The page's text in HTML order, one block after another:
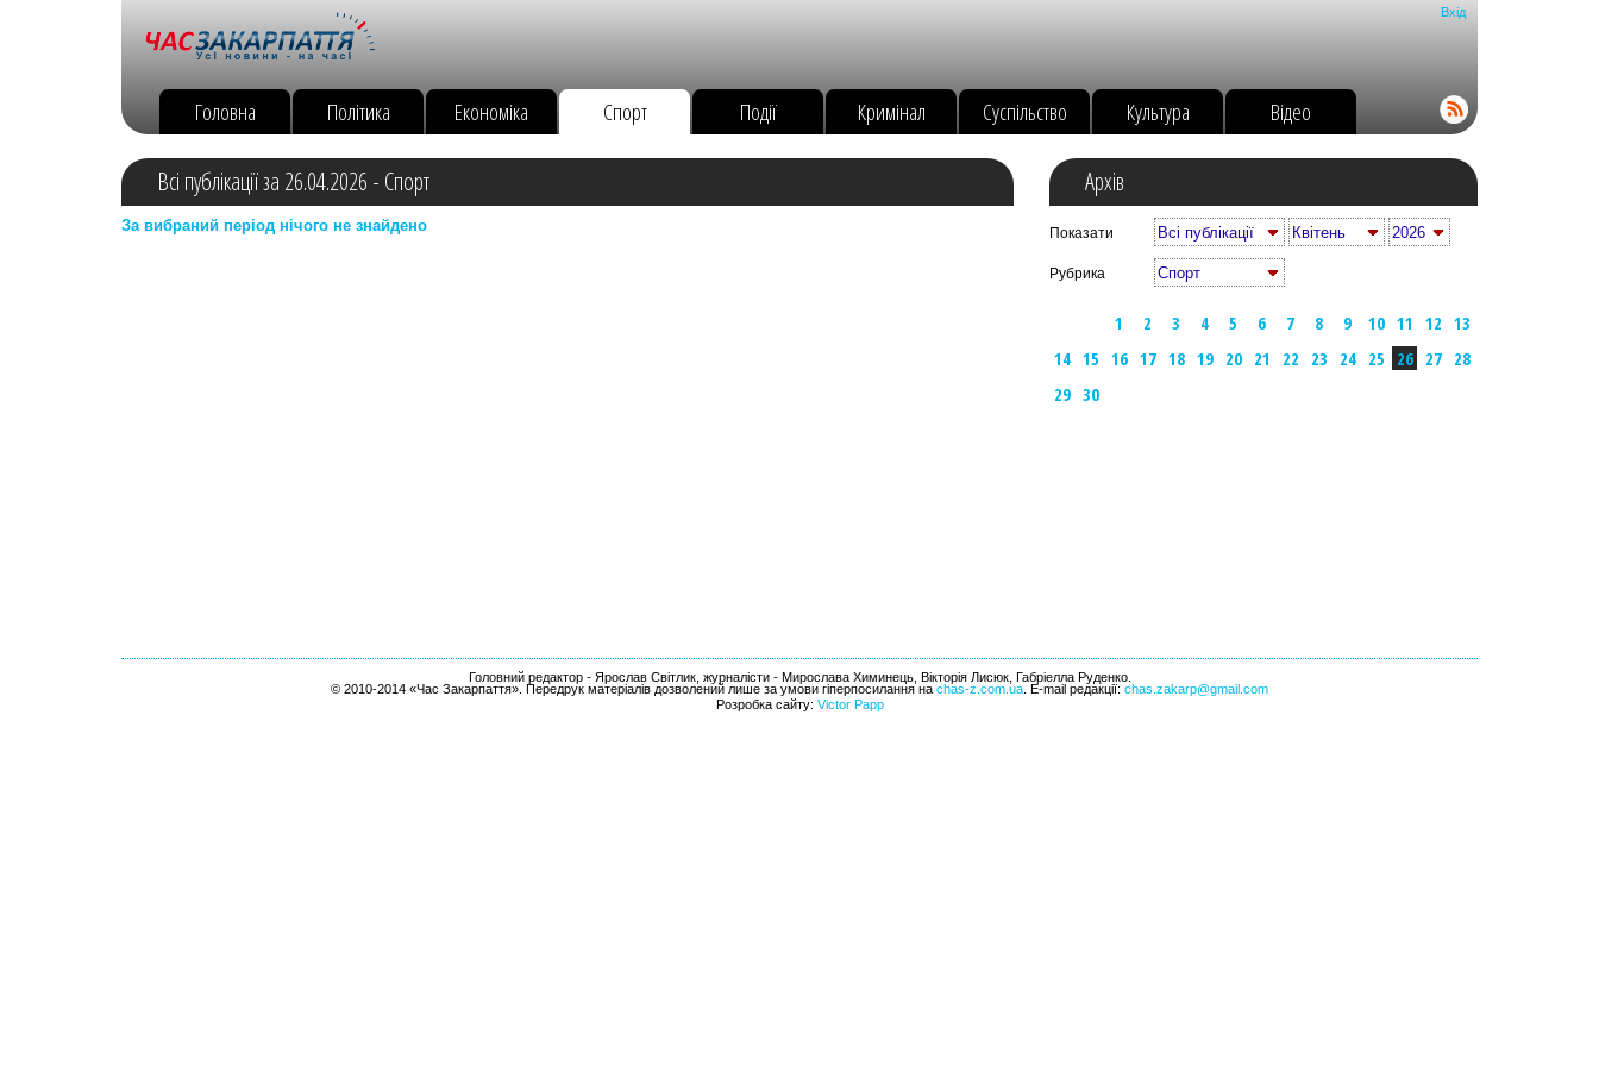
Вхід
Головна Політика Економіка Спорт Події Кримінал Суспільство Культура Відео
Всі публікації за 26.04.2026 - Спорт
За вибраний період нічого не знайдено
Архів
Показати
Рубрика
1 2 3 4 5 6 7 8 9 10 11 12 13
14 15 16 17 18 19 20 21 22 23 24 25 26 27 28
29 30
Головний редактор - Ярослав Світлик, журналісти - Мирослава Химинець, Вікторія Лисюк, Габріелла Руденко.
© 2010-2014 «Час Закарпаття». Передрук матеріалів дозволений лише за умови гіперпосилання на chas-z.com.ua . E-mail редакції: chas.zakarp@gmail.com
Розробка сайту: Victor Papp